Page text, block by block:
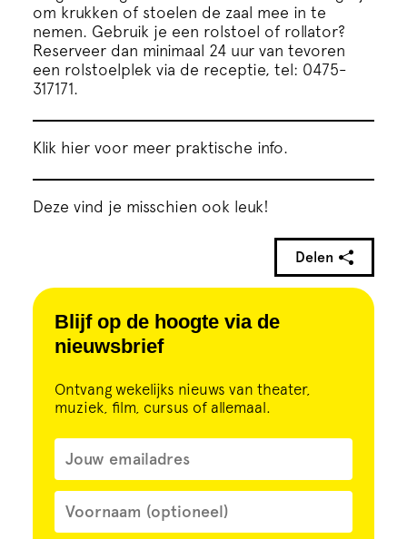
Blijf op de hoogte via de
nieuwsbrief
Ontvang wekelijks nieuws van theater,
muziek, film, cursus of allemaal.
om krukken of stoelen de zaal mee in te
nemen. Gebruik je een rolstoel of rollator?
Reserveer dan minimaal 24 uur van tevoren
een rolstoelplek via de receptie, tel: 0475-
317171.
Klik hier voor meer praktische info.
Deze vind je misschien ook leuk!
Delen